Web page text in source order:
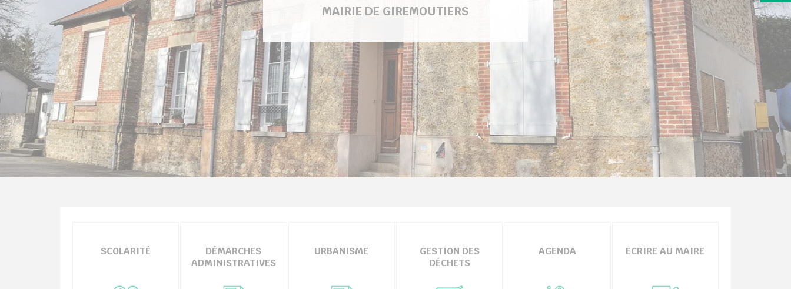
MAIRIE DE GIREMOUTIERS
SCOLARITÉ
DÉMARCHES
ADMINISTRATIVES
URBANISME
GESTION DES
DÉCHETS
AGENDA ECRIRE AU MAIRE